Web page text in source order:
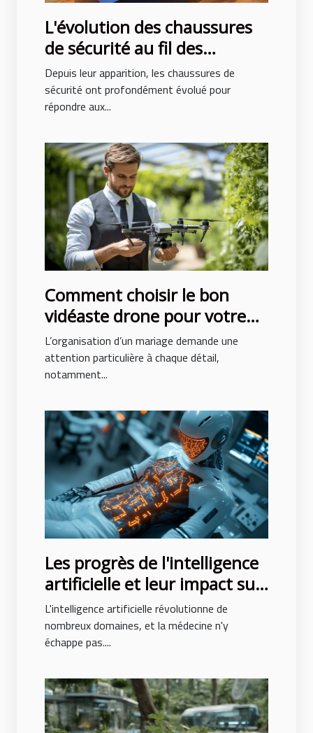
L'évolution des chaussures
de sécurité au fil des
décennies
Depuis leur apparition, les chaussures de
sécurité ont profondément évolué pour
répondre aux...
Comment choisir le bon
vidéaste drone pour votre
mariage
L’organisation d’un mariage demande une
attention particulière à chaque détail,
notamment...
Les progrès de l'intelligence
artificielle et leur impact sur
le diagnostic médical
précoce
L'intelligence artificielle révolutionne de
nombreux domaines, et la médecine n'y
échappe pas....